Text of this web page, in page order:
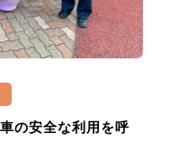
の安全な利用を呼